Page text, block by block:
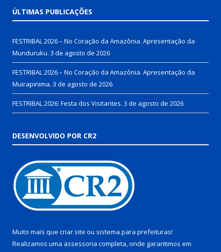
ÚLTIMAS PUBLICAÇÕES
FESTRIBAL 2026 – No Coração da Amazônia. Apresentação da
Munduruku. 3 de agosto de 2026
FESTRIBAL 2026 – No Coração da Amazônia. Apresentação da
Muirapinima. 3 de agosto de 2026
FESTRIBAL 2026: Festa dos Visitantes. 3 de agosto de 2026
DESENVOLVIDO POR CR2
Muito mais que criar site ou sistema para prefeituras!
Realizamos uma assessoria completa, onde garantimos em